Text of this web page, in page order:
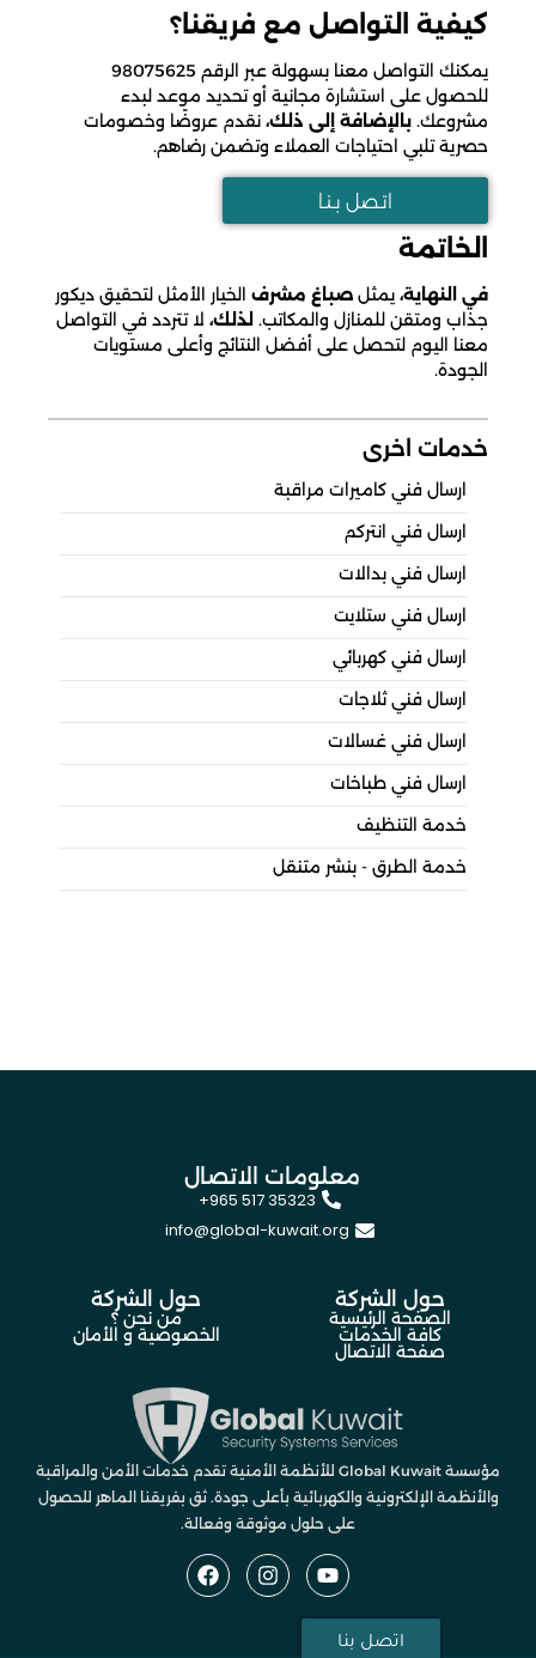
كيفية التواصل مع فريقنا؟
يمكنك التواصل معنا بسهولة عبر الرقم 98075625
للحصول على استشارة مجانية أو تحديد موعد لبدء
مشروعك. بالإضافة إلى ذلك، نقدم عروضًا وخصومات
حصرية تلبي احتياجات العملاء وتضمن رضاهم.
اتـصل بـنـا
الخاتمة
في النهاية، يمثل صباغ مشرف الخيار الأمثل لتحقيق ديكور
جذاب ومتقن للمنازل والمكاتب. لذلك، لا تتردد في التواصل
معنا اليوم لتحصل على أفضل النتائج وأعلى مستويات
الجودة.
خدمات اخرى
ارسال فني كاميرات مراقبة
ارسال فني انتركم
ارسال فني بدالات
ارسال فني ستلايت
ارسال فني كهربائي
ارسال فني ثلاجات
ارسال فني غسالات
ارسال فني طباخات
خدمة التنظيف
خدمة الطرق - بنشر متنقل
اتصل بنا
معلومات الاتصال
+965 517 35323
info@global-kuwait.org
حول الشركة
الصفحة الرئيسية
كافة الخدمات
صفحة الاتصال
حول الشركة
من نحن ؟
الخصوصية و الأمان
مؤسسة Global Kuwait للأنظمة الأمنية تقدم خدمات الأمن والمراقبة
والأنظمة الإلكترونية والكهربائية بأعلى جودة. ثق بفريقنا الماهر للحصول
على حلول موثوقة وفعالة.